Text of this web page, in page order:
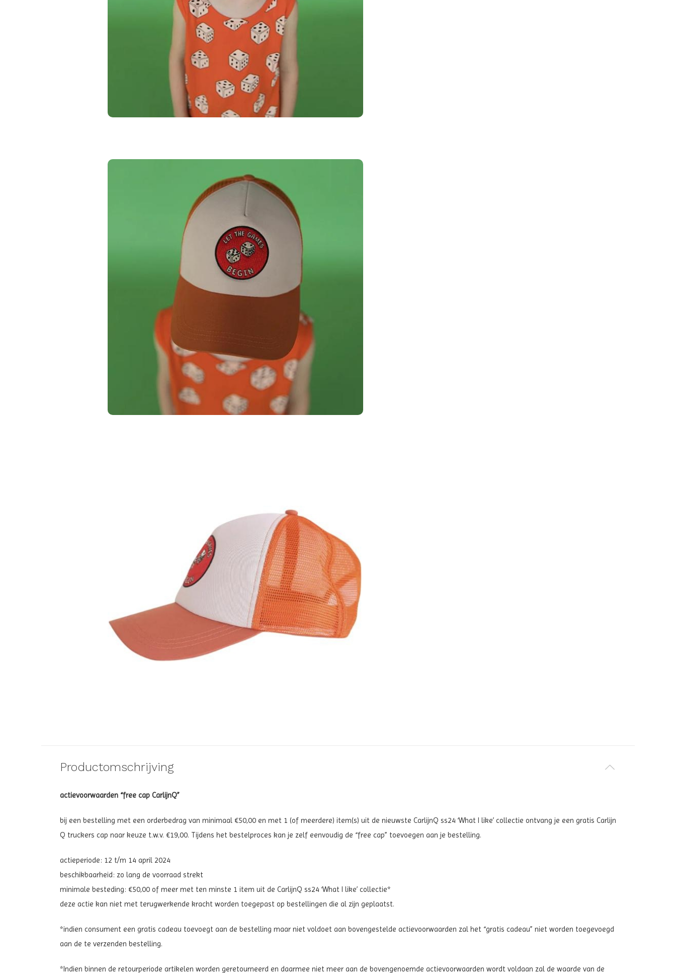
Productomschrijving
actievoorwaarden “free cap CarlijnQ”
bij een bestelling met een orderbedrag van minimaal €50,00 en met 1 (of meerdere) item(s) uit de nieuwste CarlijnQ ss24 ‘What I like’ collectie ontvang je een gratis Carlijn
Q truckers cap naar keuze t.w.v. €19,00. Tijdens het bestelproces kan je zelf eenvoudig de “free cap” toevoegen aan je bestelling.
actieperiode: 12 t/m 14 april 2024
beschikbaarheid: zo lang de voorraad strekt
minimale besteding: €50,00 of meer met ten minste 1 item uit de CarlijnQ ss24 ‘What I like’ collectie*
deze actie kan niet met terugwerkende kracht worden toegepast op bestellingen die al zijn geplaatst.
*indien consument een gratis cadeau toevoegt aan de bestelling maar niet voldoet aan bovengestelde actievoorwaarden zal het “gratis cadeau” niet worden toegevoegd
aan de te verzenden bestelling.
*Indien binnen de retourperiode artikelen worden geretourneerd en daarmee niet meer aan de bovengenoemde actievoorwaarden wordt voldaan zal de waarde van de